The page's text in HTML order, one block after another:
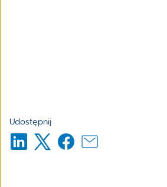
Udostępnij